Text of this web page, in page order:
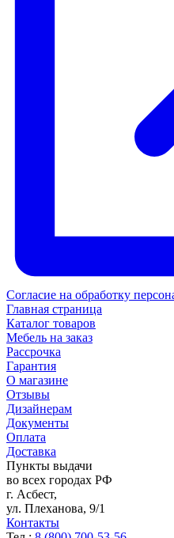
Согласие на обработку
Главная страница
Каталог товаров
Мебель на заказ
Рассрочка
Гарантия
О магазине
Отзывы
Дизайнерам
Документы
Оплата
Доставка
Пункты выдачи
во всех городах РФ
г. Асбест,
ул. Плеханова, 9/1
Контакты